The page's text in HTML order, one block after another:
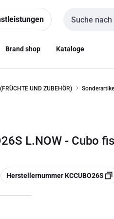
Sucheingabe
Brand shop Kataloge
UND ZUBEHÖR) Sonderartikel
L.NOW - Cubo
Kopieren
Herstellernummer KCCUBO26S